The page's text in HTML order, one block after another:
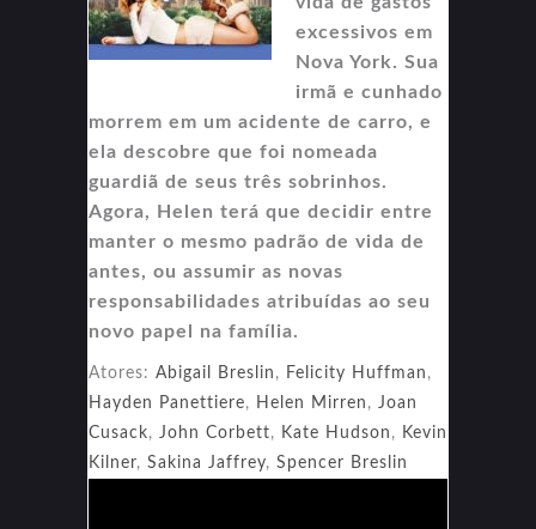
excessivos em
Nova York. Sua
irmã e cunhado
morrem em um acidente de carro, e
ela descobre que foi nomeada
guardiã de seus três sobrinhos.
Agora, Helen terá que decidir entre
manter o mesmo padrão de vida de
antes, ou assumir as novas
responsabilidades atribuídas ao seu
novo papel na família.
Atores: Abigail Breslin , Felicity Huffman ,
Hayden Panettiere, Helen Mirren , Joan
Cusack, John Corbett, Kate Hudson , Kevin
Kilner, Sakina Jaffrey, Spencer Breslin